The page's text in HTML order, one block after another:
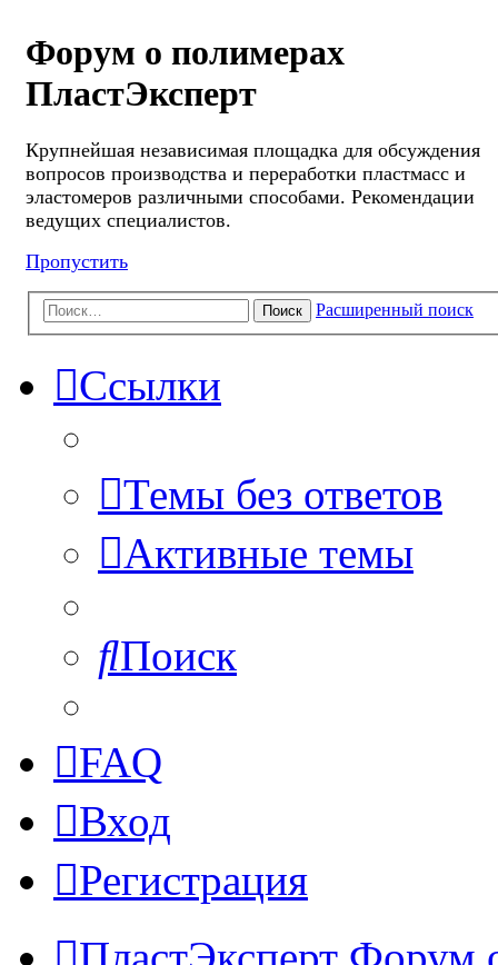
Форум о полимерах
ПластЭксперт
Крупнейшая независимая площадка для обсуждения
вопросов производства и переработки пластмасс и
эластомеров различными способами. Рекомендации
ведущих специалистов.
Пропустить
Поиск Расширенный поиск
Ссылки
Темы без ответов
Активные темы
Поиск
FAQ
Вход
Регистрация